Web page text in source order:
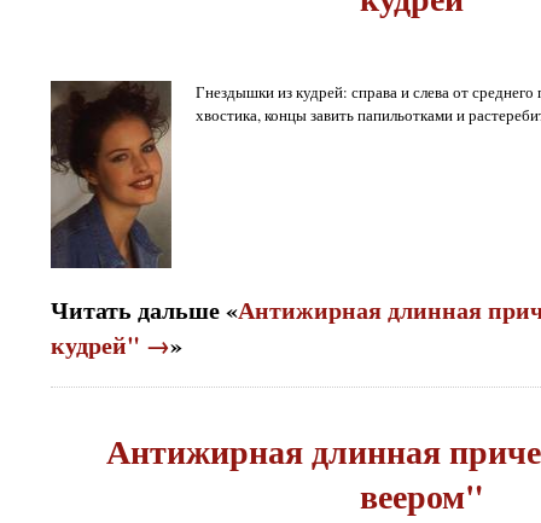
Гнездышки из кудрей: справа и слева от
хвостика, концы завить папильотками и
Читать дальше «Антижирная длинная
кудрей" →»
Антижирная длинная
веером"